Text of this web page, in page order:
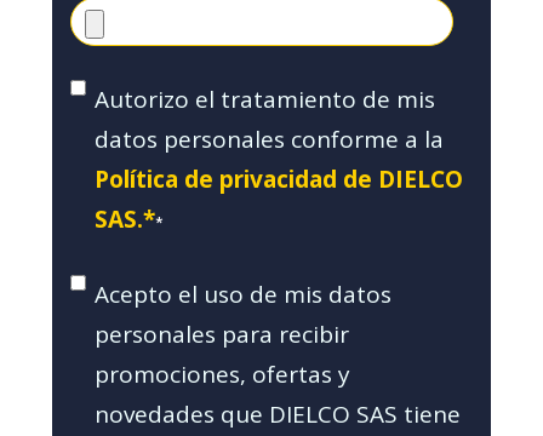
Autorizo el tratamiento de mis
datos personales conforme a la
Política de privacidad de DIELCO
SAS.**
Acepto el uso de mis datos
personales para recibir
promociones, ofertas y
novedades que DIELCO SAS tiene